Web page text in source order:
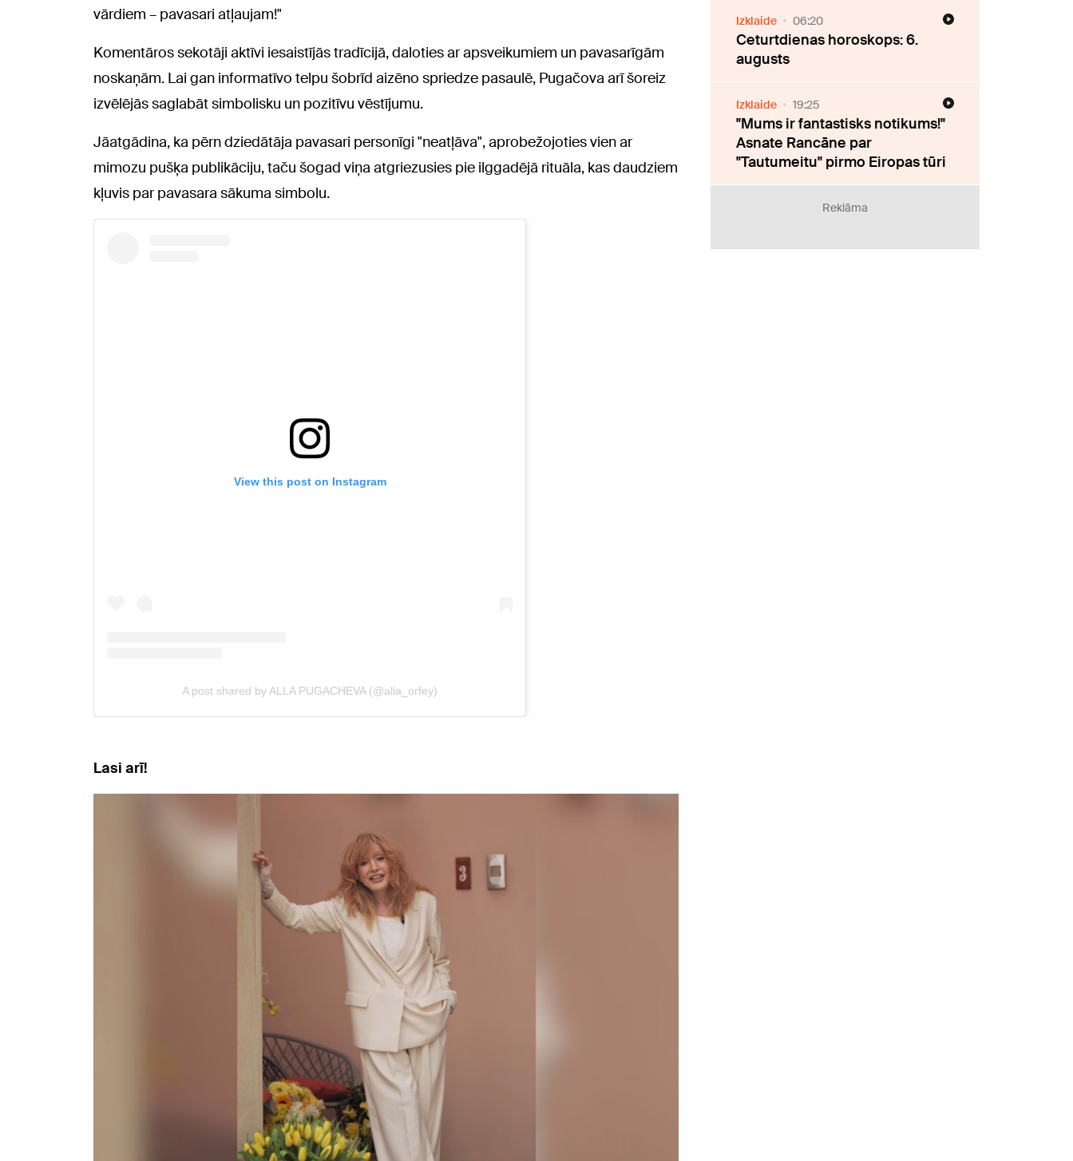
vārdiem – pavasari atļaujam!"
Komentāros sekotāji aktīvi iesaistījās tradīcijā, daloties ar apsveikumiem un pavasarīgām
noskaņām. Lai gan informatīvo telpu šobrīd aizēno spriedze pasaulē, Pugačova arī šoreiz
izvēlējās saglabāt simbolisku un pozitīvu vēstījumu.
Jāatgādina, ka pērn dziedātāja pavasari personīgi "neatļāva", aprobežojoties vien ar
mimozu pušķa publikāciju, taču šogad viņa atgriezusies pie ilggadējā rituāla, kas daudziem
kļuvis par pavasara sākuma simbolu.
Lasi arī!
Izklaide 06:20
Ceturtdienas horoskops: 6.
augusts
Izklaide 19:25
"Mums ir fantastisks notikums!"
Asnate Rancāne par
"Tautumeitu" pirmo Eiropas tūri
Reklāma